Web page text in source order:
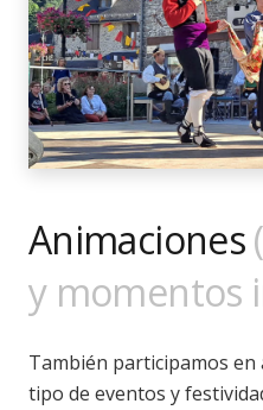
Animaciones
y momentos
También participamos
tipo de eventos y